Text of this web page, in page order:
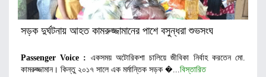
সড়ক দুর্ঘটনায় আহত কামরুজ্জামানের পাশে বসুন্ধরা শুভসংঘ
Passenger Voice : একসময় অটোরিকশা চালিয়ে জীবিকা নির্বাহ করতেন মো.
কামরুজ্জামান। কিন্তু ২০১৭ সালে এক মর্মান্তিক সড়ক �...বিস্তারিত